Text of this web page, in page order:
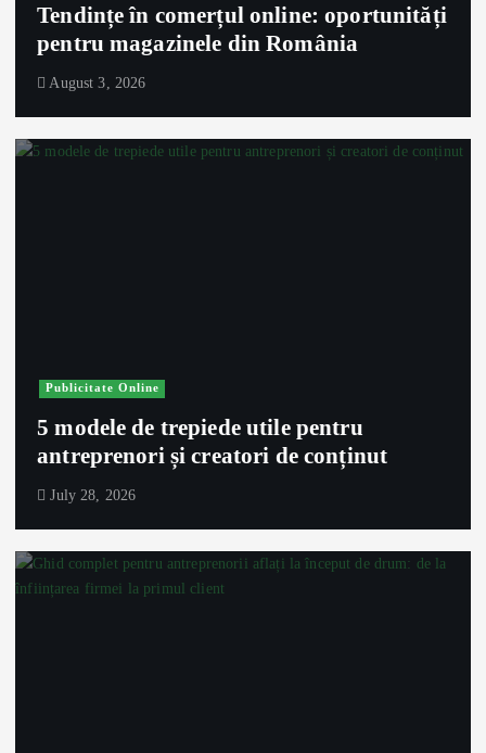
Tendințe în comerțul online: oportunități
pentru magazinele din România
August 3, 2026
Publicitate Online
5 modele de trepiede utile pentru
antreprenori și creatori de conținut
July 28, 2026